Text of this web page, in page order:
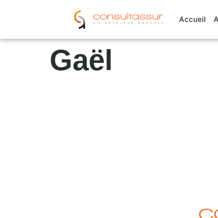
Accueil
Gaël